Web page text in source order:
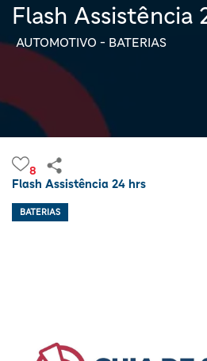
Flash Assistência
AUTOMOTIVO - BATERIAS
8
Flash Assistência 24 hrs
BATERIAS